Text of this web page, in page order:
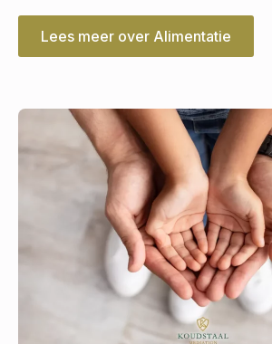
Lees meer over Alimentatie